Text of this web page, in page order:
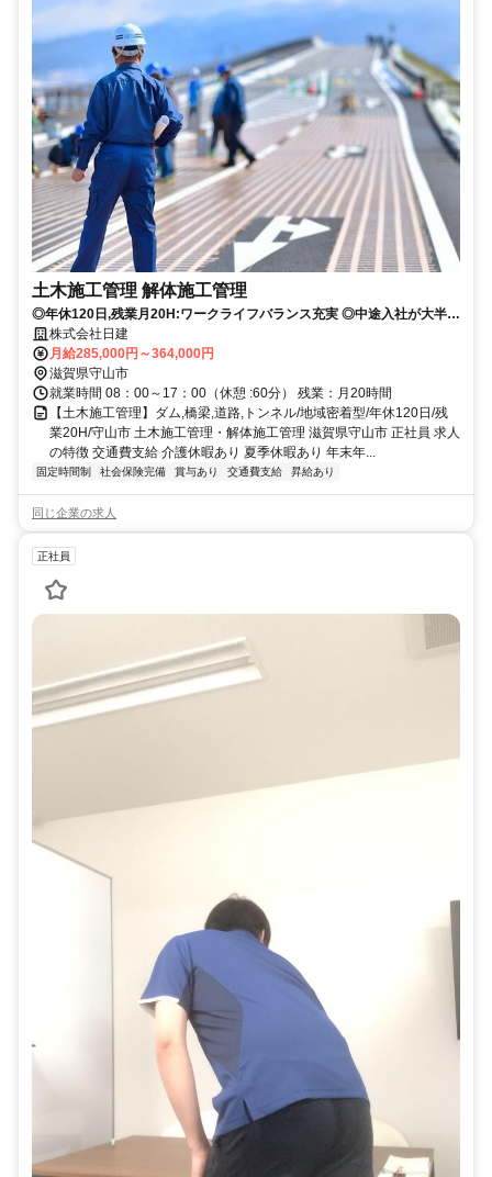
土木施工管理 解体施工管理
◎年休120日,残業月20H:ワークライフバランス充実 ◎中途入社が大半:
馴染みやすい職場環境や人間関係 ◎地域密着型 ◎平均勤続年数16年 ◎
宿泊有の出張無
株式会社日建
月給285,000円～364,000円
滋賀県守山市
就業時間 08：00～17：00（休憩 :60分） 残業：月20時間
【土木施工管理】ダム,橋梁,道路,トンネル/地域密着型/年休120日/残
業20H/守山市 土木施工管理・解体施工管理 滋賀県守山市 正社員 求人
の特徴 交通費支給 介護休暇あり 夏季休暇あり 年末年...
固定時間制 社会保険完備 賞与あり 交通費支給 昇給あり
同じ企業の求人
正社員